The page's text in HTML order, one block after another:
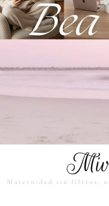
Maternidad sin filtros,